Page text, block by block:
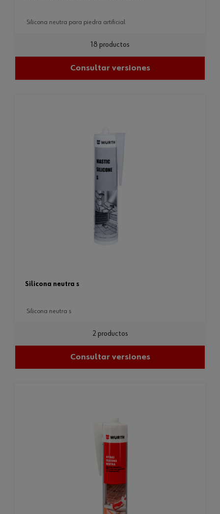
silicona neutra para piedra artificial
18 productos
Consultar versiones
silicona neutra s
silicona neutra s
2 productos
Consultar versiones